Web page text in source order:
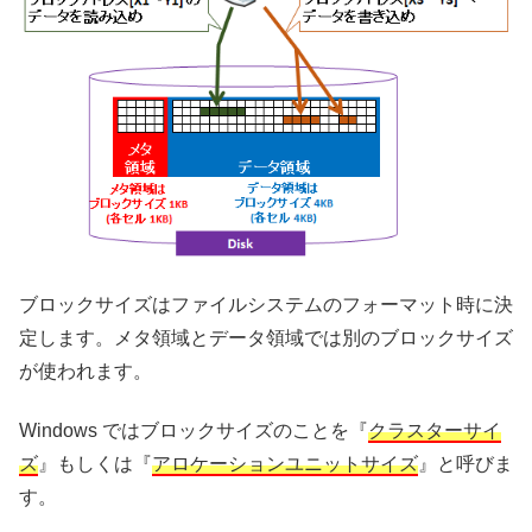
ブロックサイズはファイルシステムのフォーマット時に決
定します。メタ領域とデータ領域では別のブロックサイズ
が使われます。
Windows ではブロックサイズのことを『クラスターサイ
ズ 』もしくは『アロケーションユニットサイズ 』と呼びま
す。